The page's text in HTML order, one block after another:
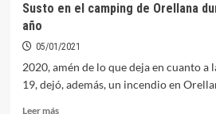
Susto en el camping de Orellana
año
05/01/2021
2020, amén de lo que deja en cuanto a
19, dejó, además, un incendio en
Leer másLeer